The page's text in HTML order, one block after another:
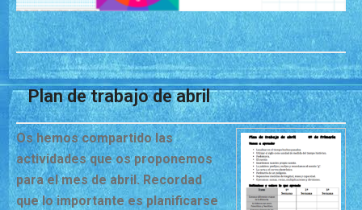
Plan de trabajo de abril
Os hemos compartido las
actividades que os proponemos
para el mes de abril. Recordad
que lo importante es planificarse